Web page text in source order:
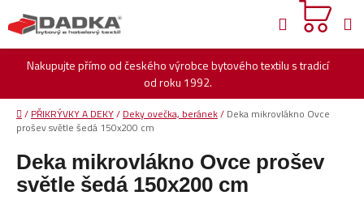
na
obsah
Nakupujte přímo od českého výrobce bytového textilu s tradicí
od roku 1992.
Hledat
Domů
/ PŘIKRÝVKY A DEKY/ Deky ovečka, beránek/ Deka mikrovlákno Ovce
prošev světle šedá 150x200 cm
Deka mikrovlákno Ovce prošev
světle šedá 150x200 cm